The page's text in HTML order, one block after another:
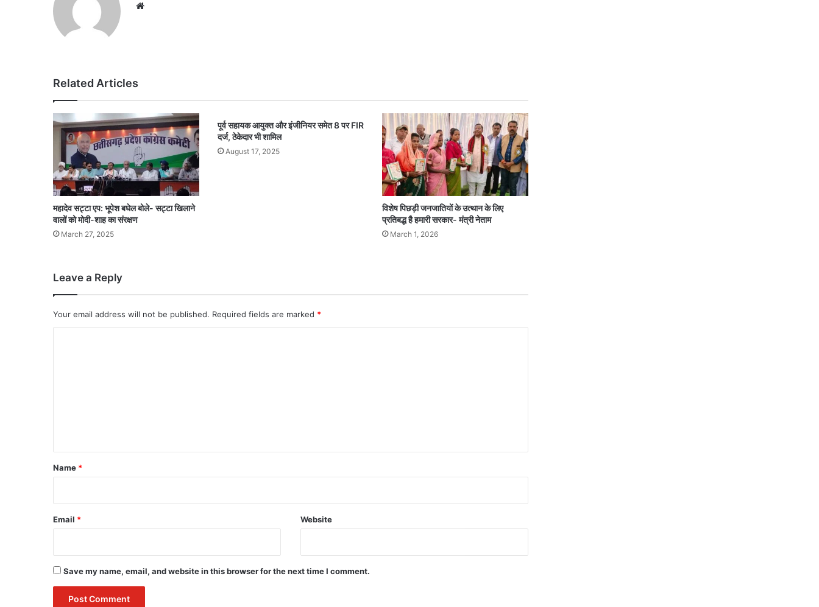
Related Articles
महादेव सट्टा एप: भूपेश बघेल बोले- सट्टा खिलाने
वालों को मोदी-शाह का संरक्षण
March 27, 2025
पूर्व सहायक आयुक्त और इंजीनियर समेत 8 पर FIR
दर्ज, ठेकेदार भी शामिल
August 17, 2025
विशेष पिछड़ी जनजातियों के उत्थान के लिए
प्रतिबद्ध है हमारी सरकार- मंत्री नेताम
March 1, 2026
Leave a Reply
Your email address will not be published. Required fields are marked *
*
Name *
Email * Website
Save my name, email, and website in this browser for the next time I comment.